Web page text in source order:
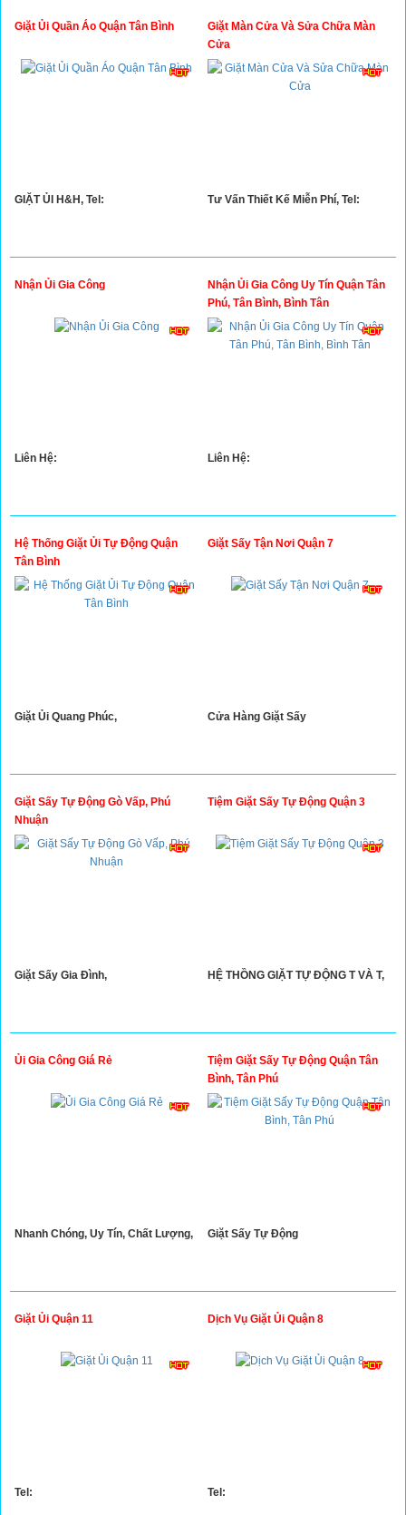
Giặt Ủi Quần Áo Quận Tân Bình
GIẶT ỦI H&H, Tel:
Giặt Màn Cửa Và Sửa Chữa Màn
Cửa
Tư Vấn Thiết Kế Miễn Phí, Tel:
Nhận Ủi Gia Công
Liên Hệ:
Nhận Ủi Gia Công Uy Tín Quận Tân
Phú, Tân Bình, Bình Tân
Liên Hệ:
Hệ Thống Giặt Ủi Tự Động Quận
Tân Bình
Giặt Ủi Quang Phúc,
Giặt Sấy Tận Nơi Quận 7
Cửa Hàng Giặt Sấy
Giặt Sấy Tự Động Gò Vấp, Phú
Nhuận
Giặt Sấy Gia Đình,
Tiệm Giặt Sấy Tự Động Quận 3
HỆ THỒNG GIẶT TỰ ĐỘNG T VÀ T,
Ủi Gia Công Giá Rẻ
Nhanh Chóng, Uy Tín, Chất Lượng,
Tiệm Giặt Sấy Tự Động Quận Tân
Bình, Tân Phú
Giặt Sấy Tự Động
Giặt Ủi Quận 11
Tel:
Dịch Vụ Giặt Ủi Quận 8
Tel: